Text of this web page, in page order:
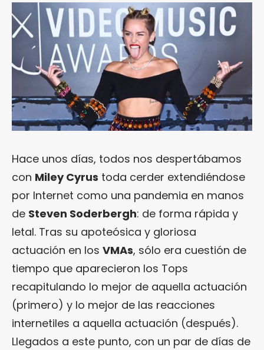
Hace unos días, todos nos despertábamos
con Miley Cyrus toda cerder extendiéndose
por Internet como una pandemia en manos
de Steven Soderbergh: de forma rápida y
letal. Tras su apoteósica y gloriosa
actuación en los VMAs, sólo era cuestión de
tiempo que aparecieron los Tops
recapitulando lo mejor de aquella actuación
(primero) y lo mejor de las reacciones
internetiles a aquella actuación (después).
Llegados a este punto, con un par de días de